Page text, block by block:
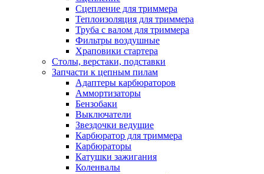
Сцепление для триммера
Теплоизоляция для триммера
Труба с валом для триммера
Фильтры воздушные
Храповики стартера
Столы, верстаки, подставки
Запчасти к цепным пилам
Адаптеры карбюраторов
Аммортизаторы
Бензобаки
Выключатели
Звездочки ведущие
Карбюратор для триммера
Карбюраторы
Катушки зажигания
Коленвалы